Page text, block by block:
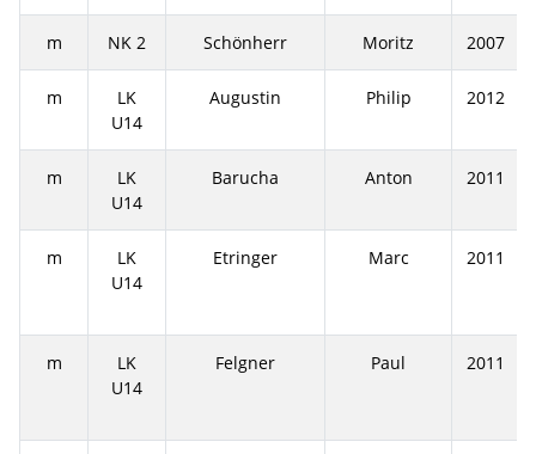
m NK 2 Schönherr Moritz 2007
m
LK
U14
Augustin Philip 2012
m
LK
U14
Barucha Anton 2011
m
LK
U14
Etringer Marc 2011
m
LK
U14
Felgner Paul 2011